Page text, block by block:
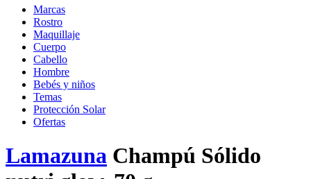
Marcas
Rostro
Maquillaje
Cuerpo
Cabello
Hombre
Bebés y niños
Temas
Protección Solar
Ofertas
Lamazuna Champú Sólido